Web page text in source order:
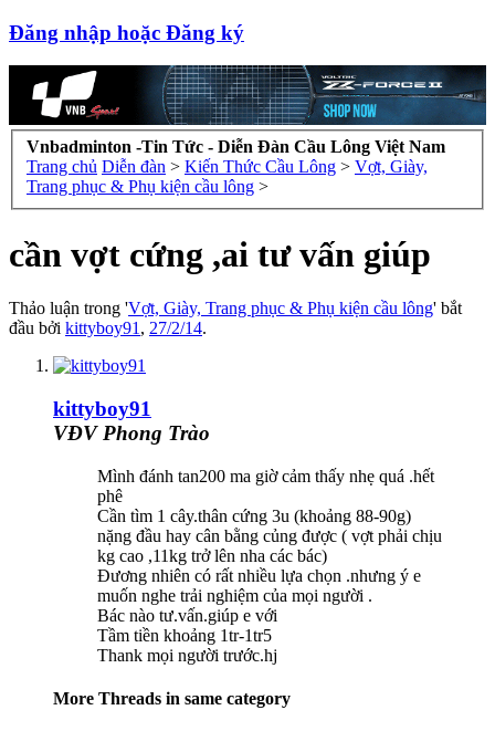
Đăng nhập hoặc Đăng ký
Vnbadminton -Tin Tức - Diễn Đàn Cầu Lông Việt Nam
Trang chủ Diễn đàn > Kiến Thức Cầu Lông > Vợt, Giày,
Trang phục & Phụ kiện cầu lông >
cần vợt cứng ,ai tư vấn giúp
Thảo luận trong 'Vợt, Giày, Trang phục & Phụ kiện cầu lông' bắt
đầu bởi kittyboy91 , 27/2/14.
kittyboy91
VĐV Phong Trào
Mình đánh tan200 ma giờ cảm thấy nhẹ quá .hết
phê
Cần tìm 1 cây.thân cứng 3u (khoảng 88-90g)
nặng đầu hay cân bằng củng được ( vợt phải chịu
kg cao ,11kg trở lên nha các bác)
Đương nhiên có rất nhiều lựa chọn .nhưng ý e
muốn nghe trải nghiệm của mọi người .
Bác nào tư.vấn.giúp e với
Tầm tiền khoảng 1tr-1tr5
Thank mọi người trước.hj
More Threads in same category